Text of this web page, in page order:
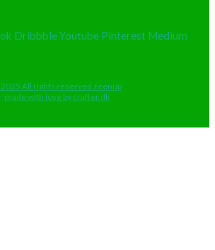
DribbbleYoutube Pinterest Medium
All rights reserved zeenup
made with love by crafter.dk